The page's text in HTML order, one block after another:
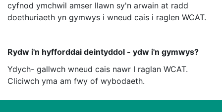
cyfnod ymchwil amser llawn sy'n arwain at radd
doethuriaeth yn gymwys i wneud cais i raglen WCAT.
Rydw i'n hyfforddai deintyddol - ydw i'n gymwys?
Ydych- gallwch wneud cais nawr I raglan WCAT.
Cliciwch yma am fwy of wybodaeth.